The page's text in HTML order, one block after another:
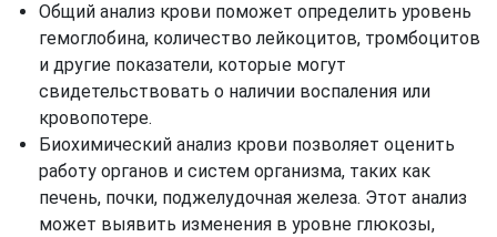
Общий анализ крови поможет определить уровень
гемоглобина, количество лейкоцитов, тромбоцитов
и другие показатели, которые могут
свидетельствовать о наличии воспаления или
кровопотере.
Биохимический анализ крови позволяет оценить
работу органов и систем организма, таких как
печень, почки, поджелудочная железа. Этот анализ
может выявить изменения в уровне глюкозы,